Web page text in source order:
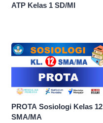
ATP Kelas 1 SD/MI
PROTA Sosiologi Kelas 12
SMA/MA